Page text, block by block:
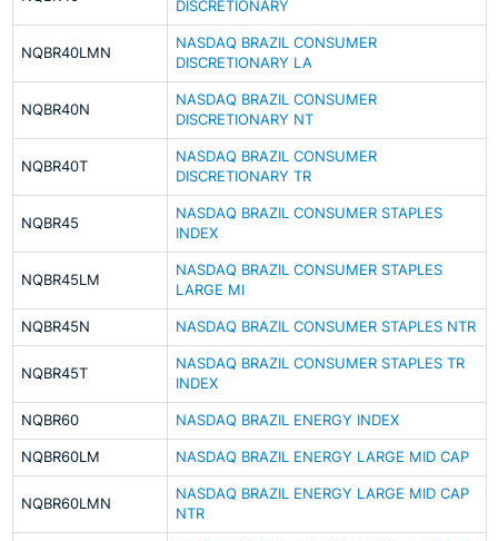
DISCRETIONARY
NQBR40LMN
NASDAQ BRAZIL CONSUMER
DISCRETIONARY LA
NQBR40N
NASDAQ BRAZIL CONSUMER
DISCRETIONARY NT
NQBR40T
NASDAQ BRAZIL CONSUMER
DISCRETIONARY TR
NQBR45
NASDAQ BRAZIL CONSUMER STAPLES
INDEX
NQBR45LM
NASDAQ BRAZIL CONSUMER STAPLES
LARGE MI
NQBR45N NASDAQ BRAZIL CONSUMER STAPLES NTR
NQBR45T
NASDAQ BRAZIL CONSUMER STAPLES TR
INDEX
NQBR60 NASDAQ BRAZIL ENERGY INDEX
NQBR60LM NASDAQ BRAZIL ENERGY LARGE MID CAP
NQBR60LMN
NASDAQ BRAZIL ENERGY LARGE MID CAP
NTR